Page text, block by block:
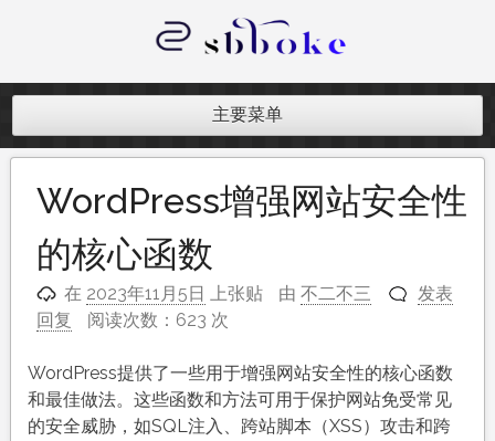
内
记录跨境电商独立站开发遇到的点点
主要菜单
WordPress增强网站安全性
的核心函数
在 2023年11月5日 上张贴 由不二不三
发表
回复
阅读次数：623 次
WordPress提供了一些用于增强网站安全性的核心函数
和最佳做法。这些函数和方法可用于保护网站免受常见
的安全威胁，如SQL注入、跨站脚本（XSS）攻击和跨